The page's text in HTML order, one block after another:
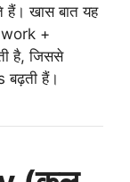
खास बात यह
+
है, जिससे
हैं।